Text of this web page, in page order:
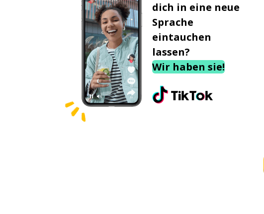
dich in eine neue
Sprache
eintauchen
lassen?
Wir haben sie!